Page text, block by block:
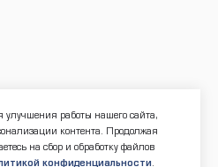
работы нашего сайта,
контента. Продолжая
на сбор и обработку файлов
конфиденциальности.